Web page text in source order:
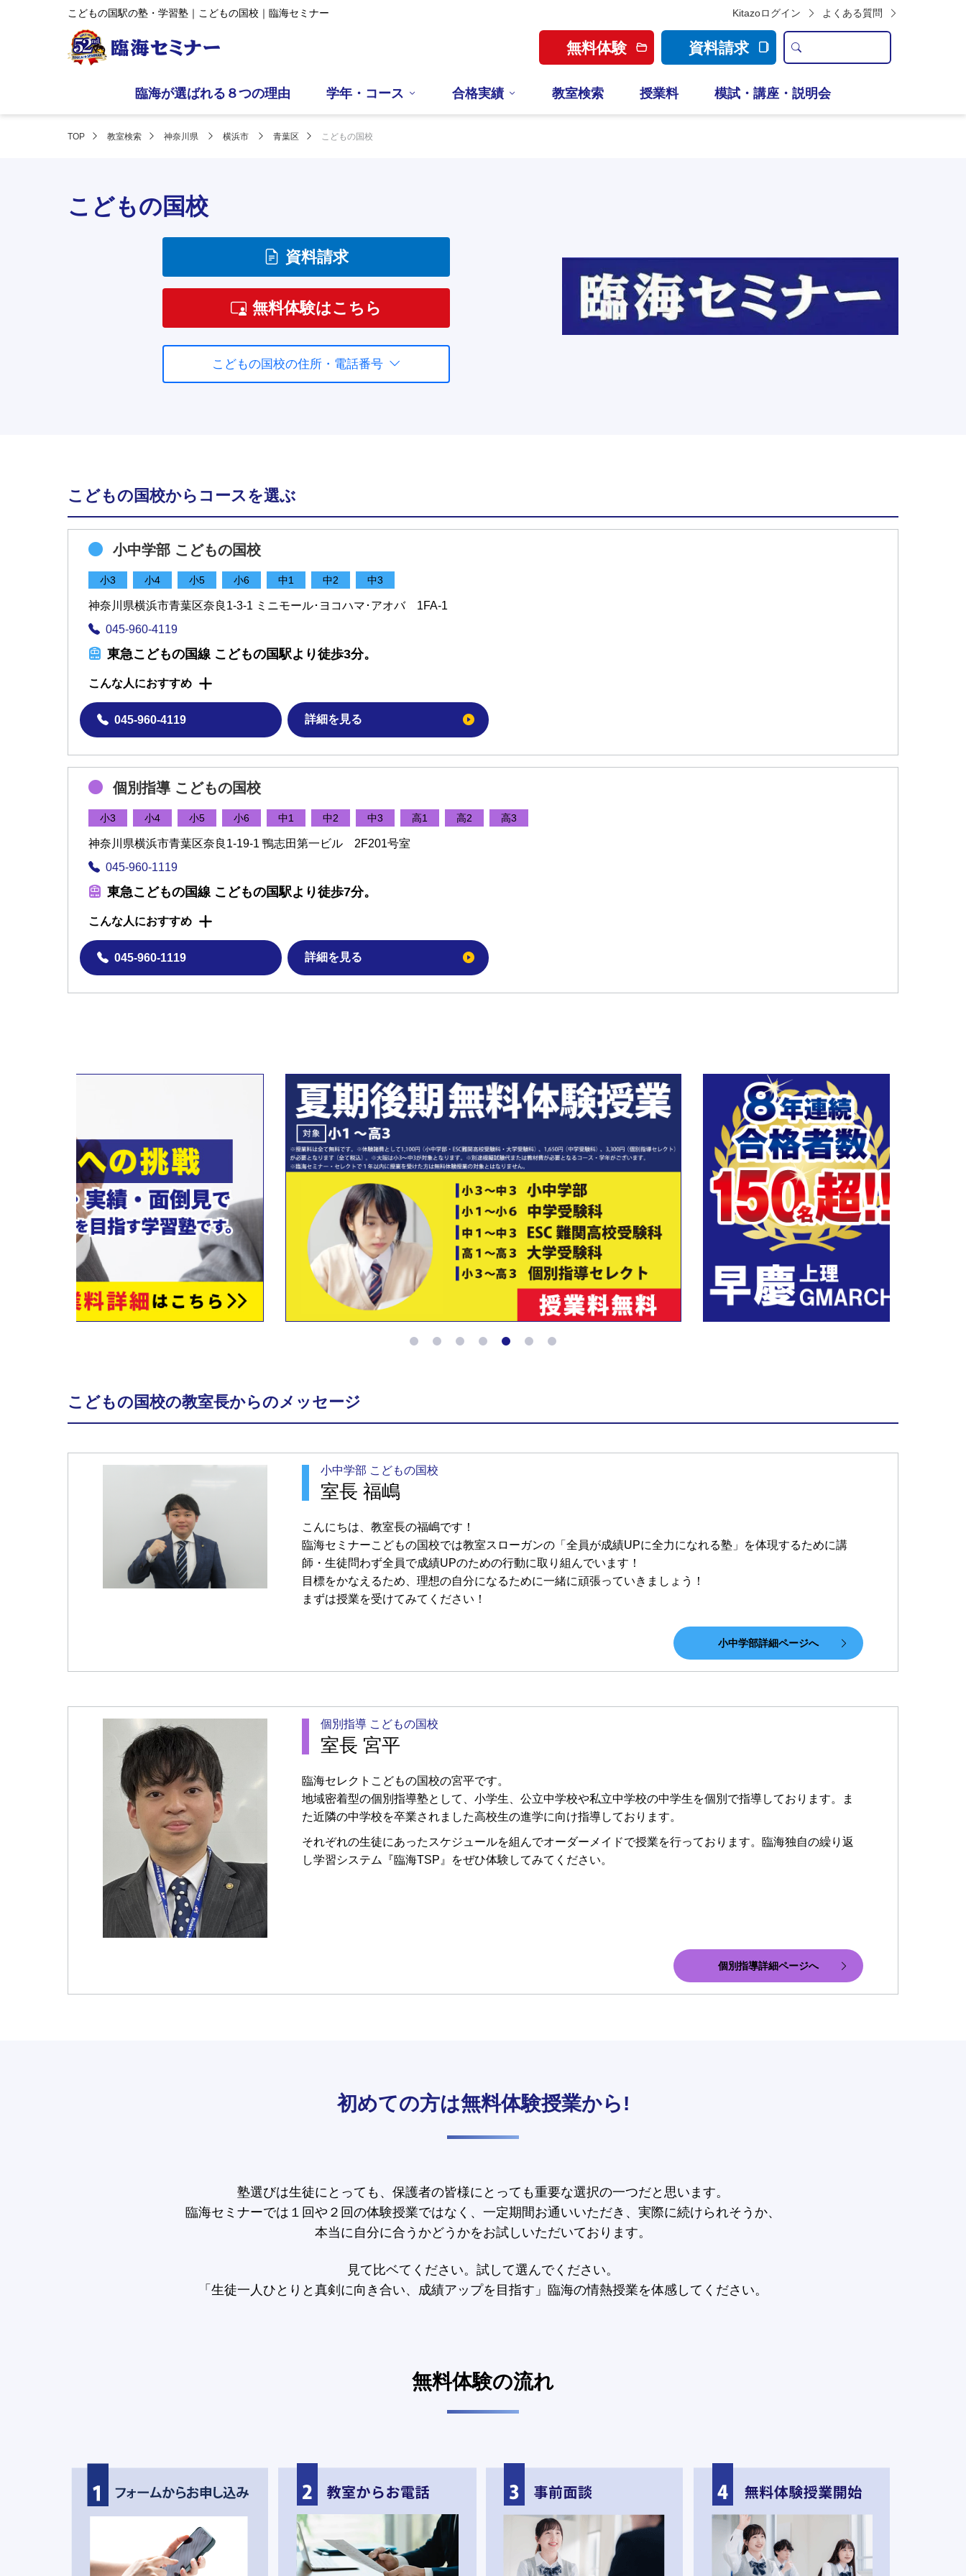
こどもの国駅の塾・学習塾｜こどもの国校｜臨海セミナー Kitazoログイン よくある質問
無料体験 資料請求
臨海が選ばれる８つの理由 学年・コース 合格実績 教室検索 授業料 模試・講座・説明会
TOP 教室検索 神奈川県 横浜市 青葉区 こどもの国校
こどもの国校
資料請求
無料体験はこちら
こどもの国校の住所・電話番号
こどもの国校からコースを選ぶ
小中学部 こどもの国校
小3 小4 小5 小6 中1 中2 中3
神奈川県横浜市青葉区奈良1-3-1 ミニモール･ヨコハマ･アオバ 1FA-1
045-960-4119
東急こどもの国線 こどもの国駅より徒歩3分。
こんな人におすすめ
045-960-4119 詳細を見る
個別指導 こどもの国校
小3 小4 小5 小6 中1 中2 中3 高1 高2 高3
神奈川県横浜市青葉区奈良1-19-1 鴨志田第一ビル 2F201号室
045-960-1119
東急こどもの国線 こどもの国駅より徒歩7分。
こんな人におすすめ
045-960-1119 詳細を見る
こどもの国校の教室長からのメッセージ
小中学部 こどもの国校
室長 福嶋
こんにちは、教室長の福嶋です！
臨海セミナーこどもの国校では教室スローガンの「全員が成績UPに全力になれる塾」を体現するために講
師・生徒問わず全員で成績UPのための行動に取り組んでいます！
目標をかなえるため、理想の自分になるために一緒に頑張っていきましょう！
まずは授業を受けてみてください！
小中学部詳細ページへ
個別指導 こどもの国校
室長 宮平
臨海セレクトこどもの国校の宮平です。
地域密着型の個別指導塾として、小学生、公立中学校や私立中学校の中学生を個別で指導しております。ま
た近隣の中学校を卒業されました高校生の進学に向け指導しております。
それぞれの生徒にあったスケジュールを組んでオーダーメイドで授業を行っております。臨海独自の繰り返
し学習システム『臨海TSP』をぜひ体験してみてください。
個別指導詳細ページへ
初めての方は無料体験授業から!
塾選びは生徒にとっても、保護者の皆様にとっても重要な選択の一つだと思います。
臨海セミナーでは１回や２回の体験授業ではなく、一定期間お通いいただき、実際に続けられそうか、
本当に自分に合うかどうかをお試しいただいております。
見て比ベてください。試して選んでください。
「生徒一人ひとりと真剣に向き合い、成績アップを目指す」臨海の情熱授業を体感してください。
無料体験の流れ